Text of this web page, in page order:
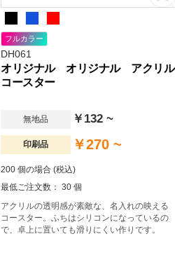
フルカラー
DH061
オリジナル オリジナル アクリル
コースター
無地品 ￥132 ~
印刷品 ￥270 ~
200 個の場合 (税込)
最低ご注文数： 30 個
アクリルの透明感が素敵な、名入れの映える
コースター。ふちはシリコンになっているの
で、卓上に置いても滑りにくい作りです。